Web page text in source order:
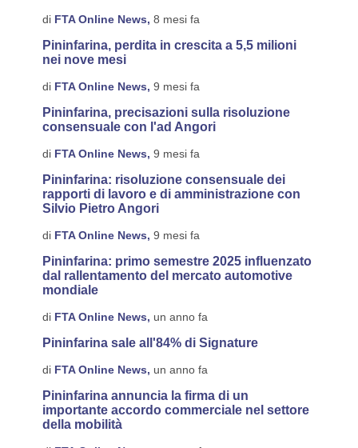
di FTA Online News, 8 mesi fa
Pininfarina, perdita in crescita a 5,5 milioni
nei nove mesi
di FTA Online News, 9 mesi fa
Pininfarina, precisazioni sulla risoluzione
consensuale con l'ad Angori
di FTA Online News, 9 mesi fa
Pininfarina: risoluzione consensuale dei
rapporti di lavoro e di amministrazione con
Silvio Pietro Angori
di FTA Online News, 9 mesi fa
Pininfarina: primo semestre 2025 influenzato
dal rallentamento del mercato automotive
mondiale
di FTA Online News, un anno fa
Pininfarina sale all'84% di Signature
di FTA Online News, un anno fa
Pininfarina annuncia la firma di un
importante accordo commerciale nel settore
della mobilità